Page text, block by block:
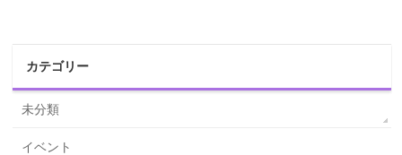
カテゴリー
未分類
イベント